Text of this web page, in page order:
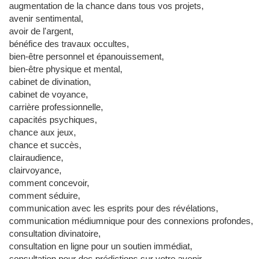
augmentation de la chance dans tous vos projets,
avenir sentimental,
avoir de l'argent,
bénéfice des travaux occultes,
bien-être personnel et épanouissement,
bien-être physique et mental,
cabinet de divination,
cabinet de voyance,
carrière professionnelle,
capacités psychiques,
chance aux jeux,
chance et succès,
clairaudience,
clairvoyance,
comment concevoir,
comment séduire,
communication avec les esprits pour des révélations,
communication médiumnique pour des connexions profondes,
consultation divinatoire,
consultation en ligne pour un soutien immédiat,